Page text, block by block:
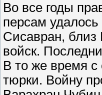
Во все годы
персам
Сисавран, близ
войск.
В то же время с
тюрки. Войну